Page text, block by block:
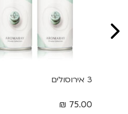
3 אירוסולים
75.00
₪